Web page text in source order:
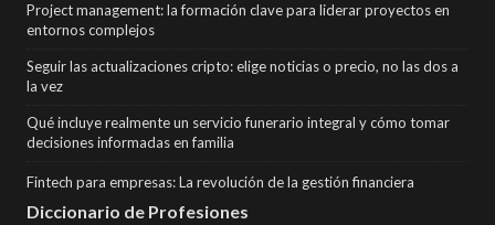
Project management: la formación clave para liderar proyectos en
entornos complejos
Seguir las actualizaciones cripto: elige noticias o precio, no las dos a
la vez
Qué incluye realmente un servicio funerario integral y cómo tomar
decisiones informadas en familia
Fintech para empresas: La revolución de la gestión financiera
Diccionario de Profesiones